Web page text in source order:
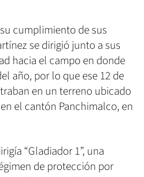
cumplimiento de sus
se dirigió junto a sus
hacia el campo en donde
año, por lo que ese 12 de
en un terreno ubicado
el cantón Panchimalco, en
“Gladiador 1”, una
de protección por